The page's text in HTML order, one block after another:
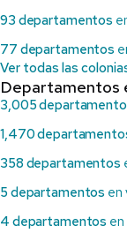
93 departamentos
77 departamentos
Ver todas las
Departamentos
3,005
1,470
358 departamentos
5 departamentos en
4 departamentos